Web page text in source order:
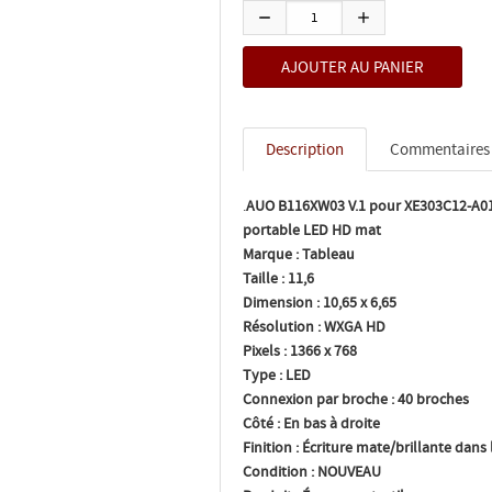
Description Commentaires
.AUO B116XW03 V.1 pour
portable LED HD mat
Marque :Tableau
Taille : 11,6
Dimension : 10,65 x 6,65
Résolution :WXGA HD
Pixels : 1366 x 768
Type : LED
Connexion par broche :40 broches
Côté : En bas à droite
Finition : Écriture mate/brillante dans
Condition : NOUVEAU